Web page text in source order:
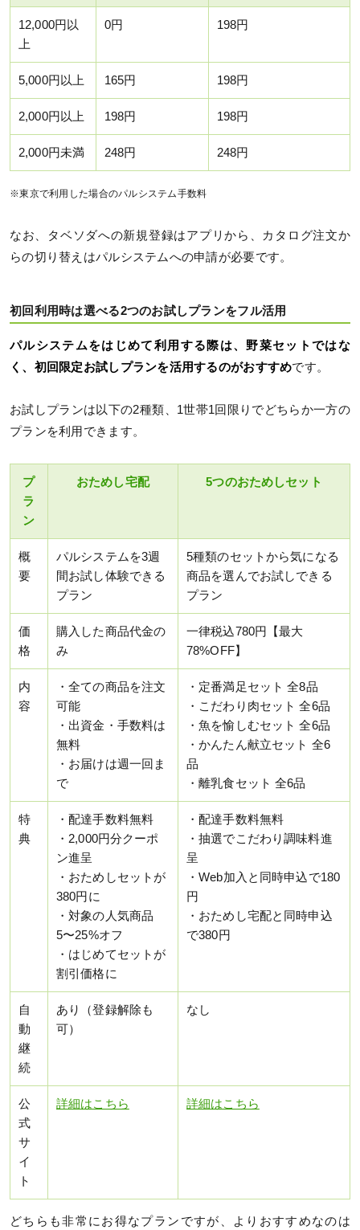
12,000円以
上
0円 198円
5,000円以上 165円 198円
2,000円以上 198円 198円
2,000円未満 248円 248円
※東京で利用した場合のパルシステム手数料
なお、タベソダへの新規登録はアプリから、カタログ注文か
らの切り替えはパルシステムへの申請が必要です。
初回利用時は選べる2つのお試しプランをフル活用
パルシステムをはじめて利用する際は、野菜セットではな
く、初回限定お試しプランを活用するのがおすすめです。
お試しプランは以下の2種類、1世帯1回限りでどちらか一方の
プランを利用できます。
プ
ラ
ン
おためし宅配 5つのおためしセット
概
要
パルシステムを3週
間お試し体験できる
プラン
5種類のセットから気になる
商品を選んでお試しできる
プラン
価
格
購入した商品代金の
み
一律税込780円【最大
78%OFF】
内
容
・全ての商品を注文
可能
・出資金・手数料は
無料
・お届けは週一回ま
で
・定番満足セット 全8品
・こだわり肉セット 全6品
・魚を愉しむセット 全6品
・かんたん献立セット 全6
品
・離乳食セット 全6品
特
典
・配達手数料無料
・2,000円分クーポ
ン進呈
・おためしセットが
380円に
・対象の人気商品
5〜25%オフ
・はじめてセットが
割引価格に
・配達手数料無料
・抽選でこだわり調味料進
呈
・Web加入と同時申込で180
円
・おためし宅配と同時申込
で380円
自
動
継
続
あり（登録解除も
可）
なし
公
式
サ
イ
ト
詳細はこちら 詳細はこちら
どちらも非常にお得なプランですが、よりおすすめなのは